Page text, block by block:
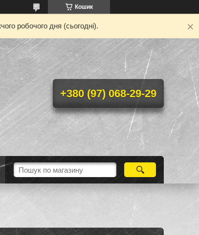
Кошик
робочого дня (сьогодні).
+380 (97) 068-29-29